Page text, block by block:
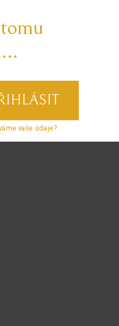
vaše údaje?